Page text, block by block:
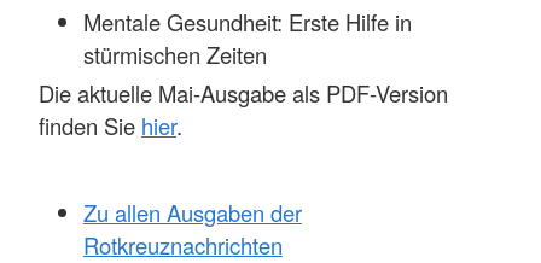
Mentale Gesundheit: Erste Hilfe in
stürmischen Zeiten
Die aktuelle Mai-Ausgabe als PDF-Version
finden Sie hier.
Zu allen Ausgaben der
Rotkreuznachrichten